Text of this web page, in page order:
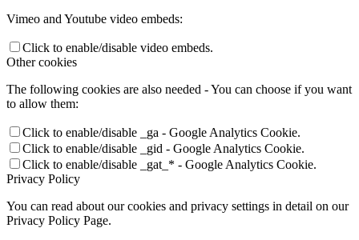
Vimeo and Youtube video embeds:
Click to enable/disable video embeds.
Other cookies
The following cookies are also needed - You can choose if you want
to allow them:
Click to enable/disable _ga - Google Analytics Cookie.
Click to enable/disable _gid - Google Analytics Cookie.
Click to enable/disable _gat_* - Google Analytics Cookie.
Privacy Policy
You can read about our cookies and privacy settings in detail on our
Privacy Policy Page.